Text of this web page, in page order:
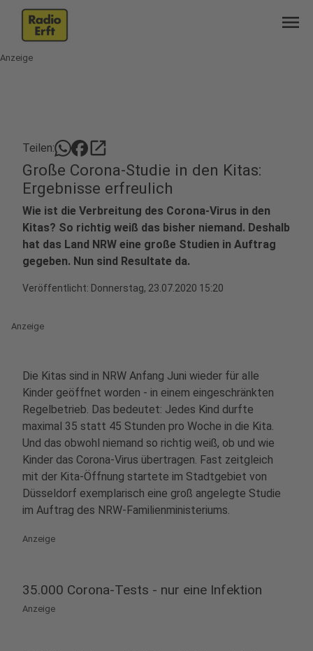
menu
Anzeige
Teilen: open_in_new
Große Corona-Studie in den Kitas:
Ergebnisse erfreulich
Wie ist die Verbreitung des Corona-Virus in den
Kitas? So richtig weiß das bisher niemand. Deshalb
hat das Land NRW eine große Studien in Auftrag
gegeben. Nun sind Resultate da.
Veröffentlicht: Donnerstag, 23.07.2020 15:20
Anzeige
Die Kitas sind in NRW Anfang Juni wieder für alle
Kinder geöffnet worden - in einem eingeschränkten
Regelbetrieb. Das bedeutet: Jedes Kind durfte
maximal 35 statt 45 Stunden pro Woche in die Kita.
Und das obwohl niemand so richtig weiß, ob und wie
Kinder das Corona-Virus übertragen. Fast zeitgleich
mit der Kita-Öffnung startete im Stadtgebiet von
Düsseldorf exemplarisch eine groß angelegte Studie
im Auftrag des NRW-Familienministeriums.
Anzeige
35.000 Corona-Tests - nur eine Infektion
Anzeige